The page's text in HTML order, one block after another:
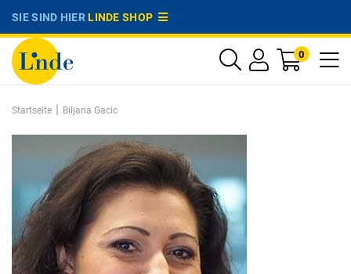
SIE SIND HIERLINDE SHOP
0
Startseite | Biljana Gacic